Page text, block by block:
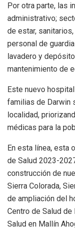
Por otra parte, las
administrativo;
de estar,
personal de
lavadero y
mantenimiento de
Este nuevo
familias de Darwin
localidad,
médicas para la
En esta línea, esta
de Salud 2023-
construcción de
Sierra Colorada,
de ampliación del
Centro de Salud de
Salud en Mallín